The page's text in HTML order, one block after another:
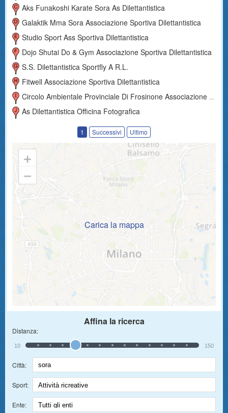
Aks Funakoshi Karate Sora As Dilettantistica
Galaktik Mma Sora Associazione Sportiva Dilettantistica
Studio Sport Ass Sportiva Dilettantistica
Dojo Shutai Do & Gym Associazione Sportiva Dilettantistica
S.s. Dilettantistica Sportfly A R.l.
Fitwell Associazione Sportiva Dilettantistica
Circolo Ambientale Provinciale Di Frosinone Associazione Sportiva Dilettantistica
As Dilettantistica Officina Fotografica
1 Successivi Ultimo
Carica la mappa
Affina la ricerca
Distanza:
10 150
Città:
Sport:
Ente: